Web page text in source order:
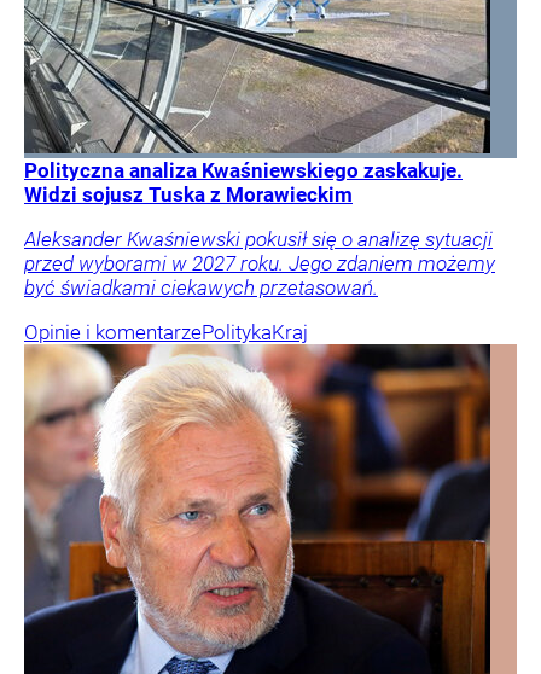
Polityczna analiza Kwaśniewskiego zaskakuje.
Widzi sojusz Tuska z Morawieckim
Aleksander Kwaśniewski pokusił się o analizę sytuacji
przed wyborami w 2027 roku. Jego zdaniem możemy
być świadkami ciekawych przetasowań.
Opinie i komentarzePolitykaKraj